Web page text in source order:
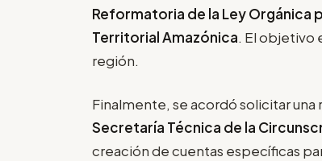
Reformatoria de la Ley Orgánica
Territorial Amazónica. El objetivo
región.
Finalmente, se acordó solicitar una
Secretaría Técnica de la
creación de cuentas específicas